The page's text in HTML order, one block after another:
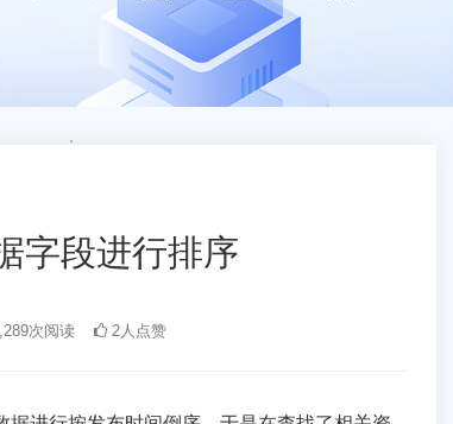
字段进行排序
次阅读 2人点赞